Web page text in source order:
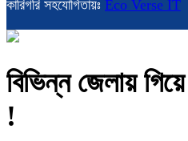
কারিগরি সহযোগিতায়ঃ Eco Verse IT
বিভিন্ন জেলায়
!